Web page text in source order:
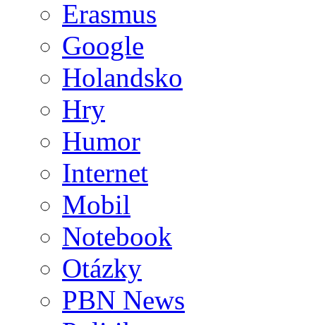
Erasmus
Google
Holandsko
Hry
Humor
Internet
Mobil
Notebook
Otázky
PBN News